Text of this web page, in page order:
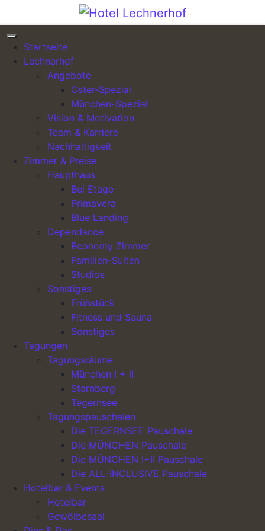
Direkt zum Inhalt wechseln
Hauptnavigation
Startseite
Lechnerhof
Angebote
Oster-Spezial
München-Spezial
Vision & Motivation
Team & Karriere
Nachhaltigkeit
Zimmer & Preise
Haupthaus
Bel Etage
Primavera
Blue Landing
Dependance
Economy Zimmer
Familien-Suiten
Studios
Sonstiges
Frühstück
Fitness und Sauna
Sonstiges
Tagungen
Tagungsräume
München I + II
Starnberg
Tegernsee
Tagungspauschalen
Die TEGERNSEE Pauschale
Die MÜNCHEN Pauschale
Die MÜNCHEN I+II Pauschale
Die ALL-INCLUSIVE Pauschale
Hotelbar & Events
Hotelbar
Gewölbesaal
Galerie – Familien-Suiten –
Bild 1
Veröffentlicht am 12. Januar 2023
lechnerhof_admin
Veröffentlicht in Zimmer - Familie
Beitrags-Navigation
Galerie – Bel Etage –
Bild 2
Hotel Lechnerhof
Team & Karriere
Oster-Spezial
München-Spezial
Impressum
Datenschutzrichtlinie
Oster-Spezial
München-Spezial
Kontakt
Hotel Lechnerhof UG & Co. KG